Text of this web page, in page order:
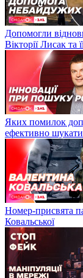
Допомогли
Вікторії Лисак та
Яких помилок
ефективно шукати
Номер-присвята
Ковальської